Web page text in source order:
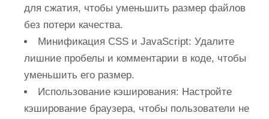
для сжатия, чтобы уменьшить размер файлов
без потери качества.
Минификация CSS и JavaScript: Удалите
лишние пробелы и комментарии в коде, чтобы
уменьшить его размер.
Использование кэширования: Настройте
кэширование браузера, чтобы пользователи не